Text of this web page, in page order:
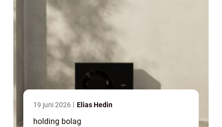
19 juni 2026 Elias Hedin
holding bolag